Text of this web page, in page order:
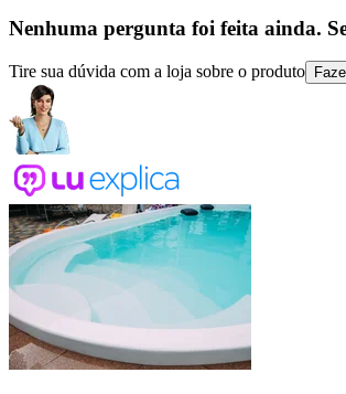
Nenhuma pergunta foi feita ainda.
Tire sua dúvida com a loja sobre o produto